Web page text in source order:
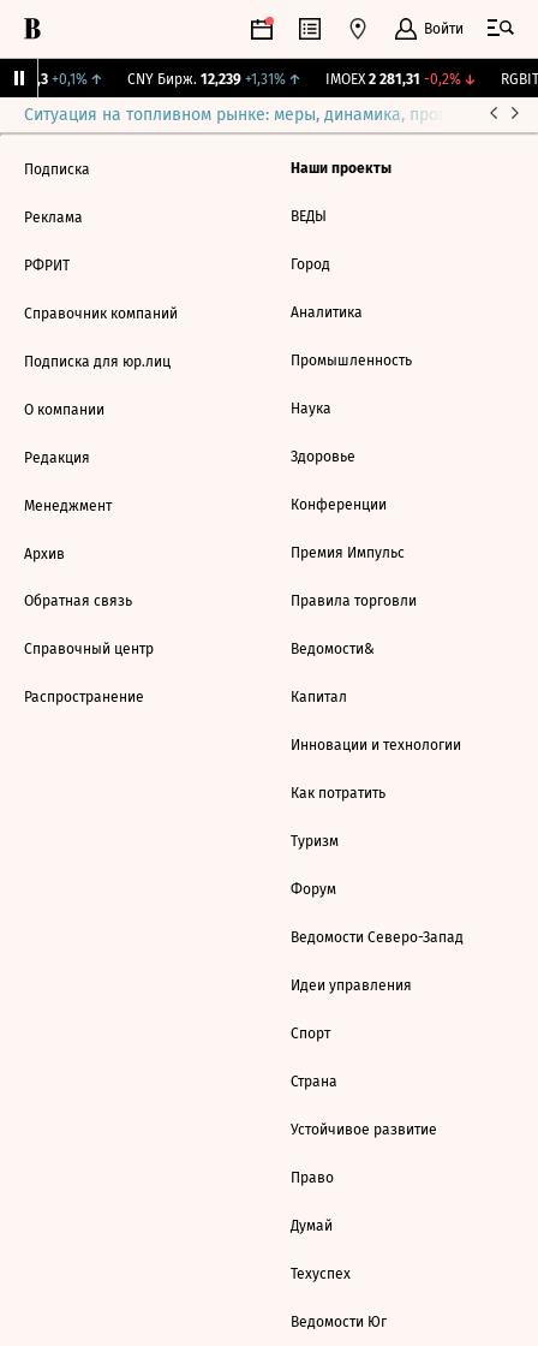
Войти
115,3 +0,1%↑ CNY Бирж. 12,239 +1,31%↑ IMOEX 2 281,31 -0,2%↓
Ситуация на топливном рынке: меры, динамика, прогнозы
Подписка
Реклама
РФРИТ
Справочник компаний
Подписка для юр.лиц
О компании
Редакция
Менеджмент
Архив
Обратная связь
Справочный центр
Распространение
Наши проекты
ВЕДЫ
Город
Аналитика
Промышленность
Наука
Здоровье
Конференции
Премия Импульс
Правила торговли
Ведомости&
Капитал
Инновации и технологии
Как потратить
Туризм
Форум
Ведомости Северо-Запад
Идеи управления
Спорт
Страна
Устойчивое развитие
Право
Думай
Техуспех
Ведомости Юг